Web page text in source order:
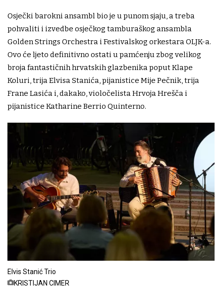
Osječki barokni ansambl bio je u punom sjaju, a treba
pohvaliti i izvedbe osječkog tamburaškog ansambla
Golden Strings Orchestra i Festivalskog orkestara OLJK-a.
Ovo će ljeto definitivno ostati u pamćenju zbog velikog
broja fantastičnih hrvatskih glazbenika poput Klape
Koluri, trija Elvisa Stanića, pijanistice Mije Pečnik, trija
Frane Lasića i, dakako, violočelista Hrvoja Hrešča i
pijanistice Katharine Berrio Quinterno.
Elvis Stanić Trio
KRISTIJAN CIMER